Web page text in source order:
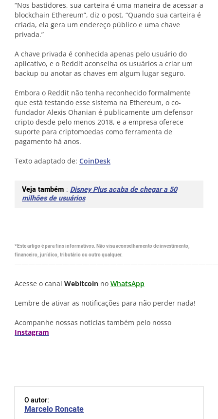
“Nos bastidores, sua carteira é uma maneira de acessar a
blockchain Ethereum”, diz o post. “Quando sua carteira é
criada, ela gera um endereço público e uma chave
privada.”
A chave privada é conhecida apenas pelo usuário do
aplicativo, e o Reddit aconselha os usuários a criar um
backup ou anotar as chaves em algum lugar seguro.
Embora o Reddit não tenha reconhecido formalmente
que está testando esse sistema na Ethereum, o co-
fundador Alexis Ohanian é publicamente um defensor
cripto desde pelo menos 2018, e a empresa oferece
suporte para criptomoedas como ferramenta de
pagamento há anos.
Texto adaptado de: CoinDesk
Veja também : Disney Plus acaba de chegar a 50
milhões de usuários
*Este artigo é para fins informativos. Não visa aconselhamento de investimento,
financeiro, jurídico, tributário ou outro qualquer.
Acesse o canal Webitcoin no WhatsApp
Lembre de ativar as notificações para não perder nada!
Acompanhe nossas notícias também pelo nosso
Instagram
O autor:
Marcelo Roncate